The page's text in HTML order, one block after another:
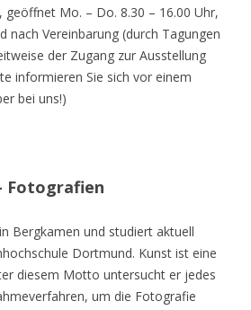
geöffnet Mo. – Do. 8.30 – 16.00 Uhr,
nach Vereinbarung (durch Tagungen
der Zugang zur Ausstellung
informieren Sie sich vor einem
bei uns!)
Fotografien
Bergkamen und studiert aktuell
Dortmund. Kunst ist eine
diesem Motto untersucht er jedes
um die Fotografie